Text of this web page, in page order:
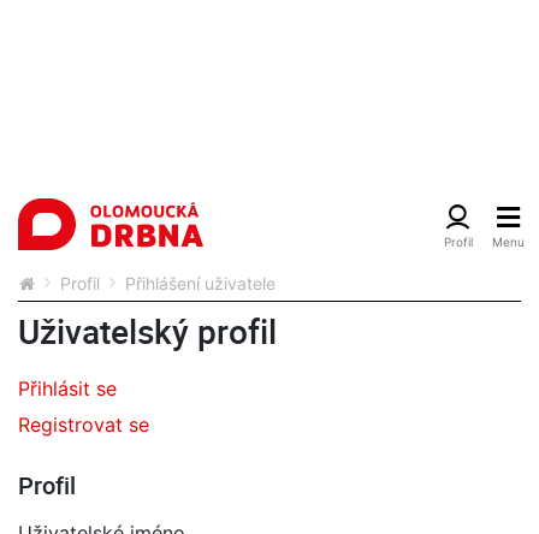
Profil Přihlášení uživatele
Uživatelský profil
Přihlásit se
Registrovat se
Profil